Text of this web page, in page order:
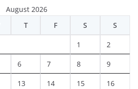
August 2026
T F S S
1 2
6 7 8 9
13 14 15 16